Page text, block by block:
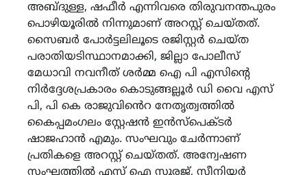
അബ്ദുള്ള, ഷഫീർ എന്നിവരെ തിരുവനന്തപുരം
പൊഴിയൂരിൽ നിന്നുമാണ് അറസ്റ്റ് ചെയ്തത്.
സൈബർ പോർട്ടലിലൂടെ രജിസ്റ്റർ ചെയ്ത
പരാതിയടിസ്ഥാനമാക്കി, ജില്ലാ പോലീസ്
മേധാവി നവനീത് ശർമ്മ ഐ പി എസിന്റെ
നിർദ്ദേശപ്രകാരം കൊടുങ്ങല്ലൂർ ഡി വൈ എസ്
പി, പി കെ രാജുവിൻെറ നേതൃത്വത്തിൽ
കൈപ്പമംഗലം സ്റ്റേഷൻ ഇൻസ്പെക്ടർ
ഷാജഹാൻ എമും. സംഘവും ചേർന്നാണ്
പ്രതികളെ അറസ്റ്റ് ചെയ്തത്. അന്വേഷണ